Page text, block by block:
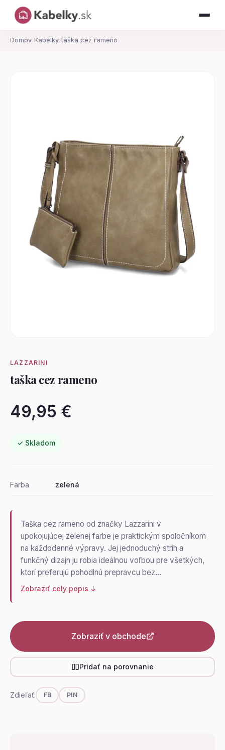
Domov› Kabelky›taška cez rameno
LAZZARINI
taška cez rameno
49,95 €
✓ Skladom
Farba zelená
Taška cez rameno od značky Lazzarini v
upokojujúcej zelenej farbe je praktickým spoločníkom
na každodenné výpravy. Jej jednoduchý strih a
funkčný dizajn ju robia ideálnou voľbou pre všetkých,
ktorí preferujú pohodlnú prepravcu bez…
Zobraziť celý popis ↓
Zobraziť v obchode
Pridať na porovnanie
Zdieľať: FB PIN